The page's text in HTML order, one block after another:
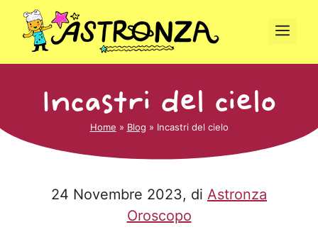
contenuto
Incastri del cielo
Home » Blog » Incastri del cielo
24 Novembre 2023, di Astronza
Oroscopo